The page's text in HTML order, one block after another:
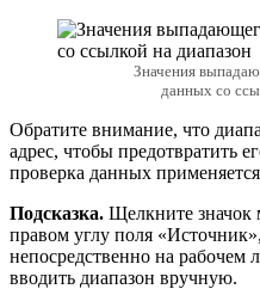
Значения
данных со
Обратите внимание, что
адрес, чтобы предотвратить
проверка данных
Подсказка. Щелкните значок
правом углу поля
непосредственно на рабочем
вводить диапазон вручную.